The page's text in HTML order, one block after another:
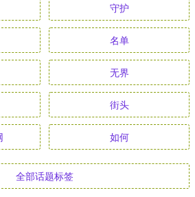
守护
名单
无界
街头
如何
全部话题标签